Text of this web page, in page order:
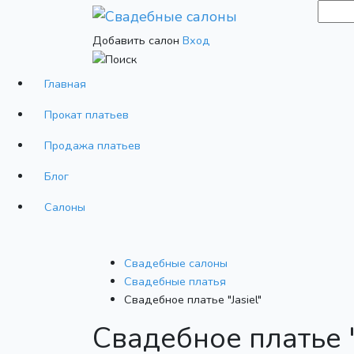
Добавить салон Вход
Главная
Прокат платьев
Продажа платьев
Блог
Салоны
Свадебные салоны
Cвадебные платья
Свадебное платье "Jasiel"
Свадебное платье